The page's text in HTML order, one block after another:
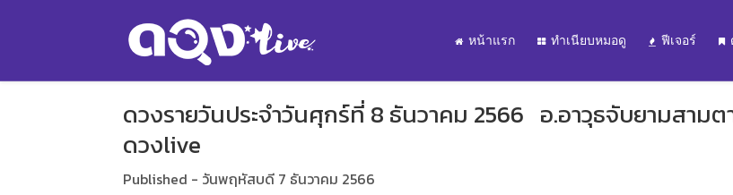
หน้าแรก ทำเนียบหมอดู ฟีเจอร์
ดวงรายวันประจำวันศุกร์ที่ 8 ธันวาคม 2566 อ.อาวุธจับยามสาม
ดวงlive
Published - วันพฤหัสบดี 7 ธันวาคม 2566